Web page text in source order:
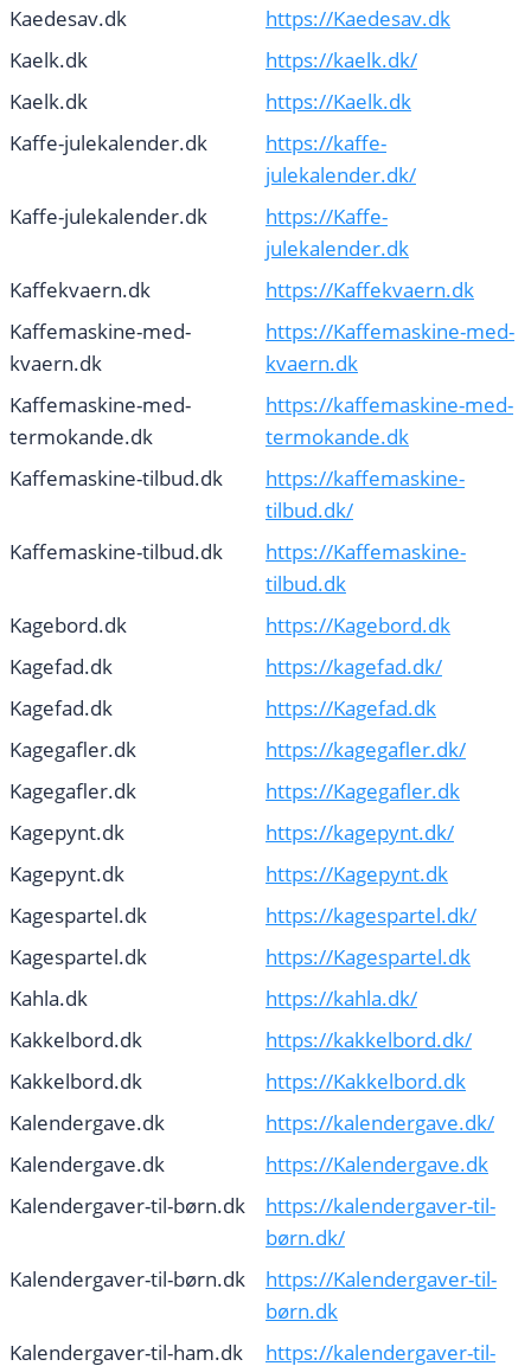
Kaedesav.dk
https://Kaedesav.dk
Kaelk.dk
https://kaelk.dk/
Kaelk.dk
https://Kaelk.dk
Kaffe-julekalender.dk
https://kaffe-
julekalender.dk/
Kaffe-julekalender.dk
https://Kaffe-
julekalender.dk
Kaffekvaern.dk
https://Kaffekvaern.dk
Kaffemaskine-med-
kvaern.dk
https://Kaffemaskine-med-
kvaern.dk
Kaffemaskine-med-
termokande.dk
https://kaffemaskine-med-
termokande.dk
Kaffemaskine-tilbud.dk
https://kaffemaskine-
tilbud.dk/
Kaffemaskine-tilbud.dk
https://Kaffemaskine-
tilbud.dk
Kagebord.dk
https://Kagebord.dk
Kagefad.dk
https://kagefad.dk/
Kagefad.dk
https://Kagefad.dk
Kagegafler.dk
https://kagegafler.dk/
Kagegafler.dk
https://Kagegafler.dk
Kagepynt.dk
https://kagepynt.dk/
Kagepynt.dk
https://Kagepynt.dk
Kagespartel.dk
https://kagespartel.dk/
Kagespartel.dk
https://Kagespartel.dk
Kahla.dk
https://kahla.dk/
Kakkelbord.dk
https://kakkelbord.dk/
Kakkelbord.dk
https://Kakkelbord.dk
Kalendergave.dk
https://kalendergave.dk/
Kalendergave.dk
https://Kalendergave.dk
Kalendergaver-til-børn.dk
https://kalendergaver-til-
børn.dk/
Kalendergaver-til-børn.dk
https://Kalendergaver-til-
børn.dk
Kalendergaver-til-ham.dk
https://kalendergaver-til-